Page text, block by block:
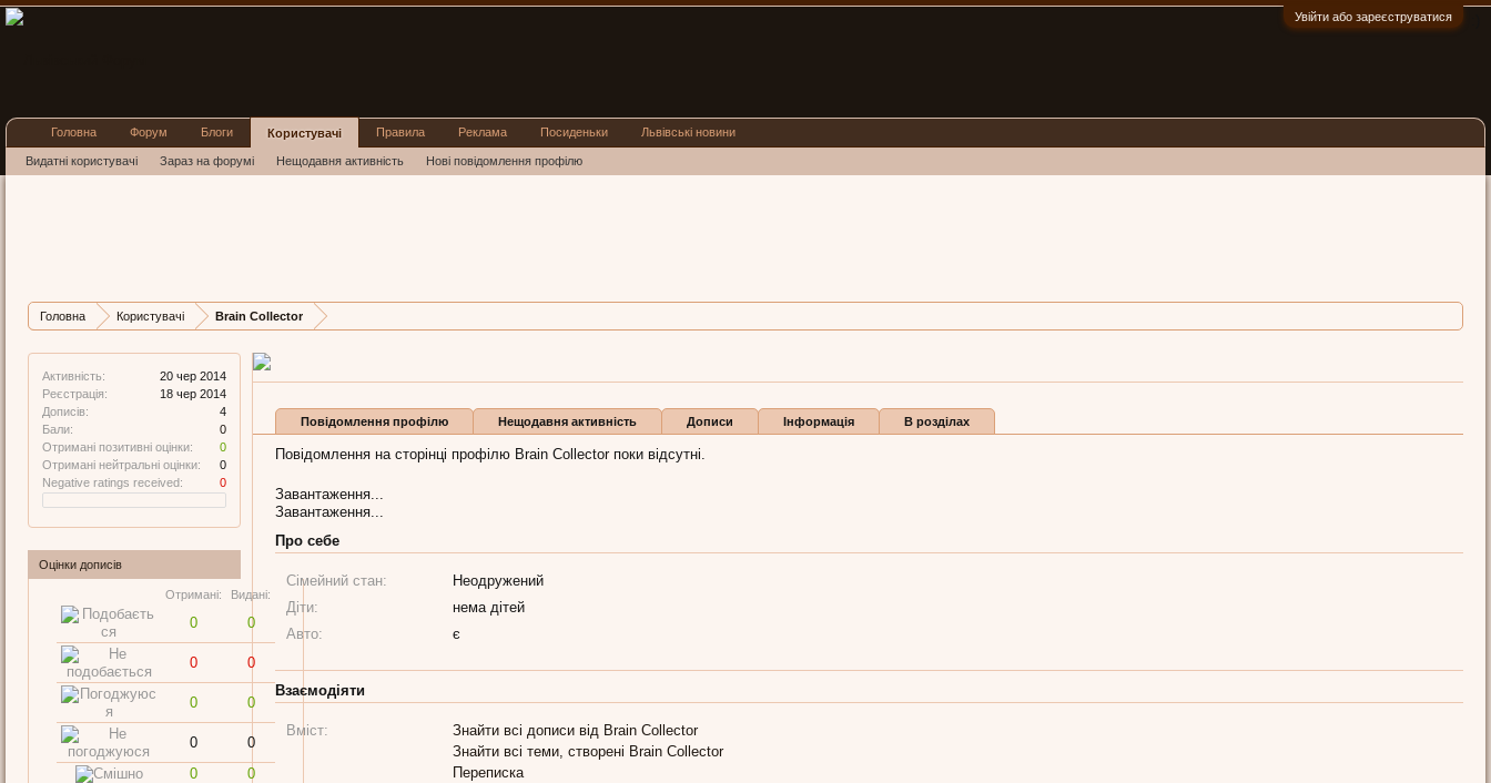
Увійти або зареєструватися
Головна Користувачі Brain Collector
Активність:
20 чер 2014
Реєстрація:
18 чер 2014
Дописів:
4
Бали:
0
Отримані позитивні оцінки:
0
Отримані нейтральні оцінки:
0
Negative ratings received:
0
Оцінки дописів
Отримані: Видані:
0 0
0 0
0 0
0
0
0
0
Дописів
Карма Бали
Повідомлення профілю Нещодавня активність Дописи Інформація В розділах
Повідомлення на сторінці профілю Brain Collector поки відсутні.
Завантаження...
Завантаження...
Про себе
Сімейний стан:
Неодружений
Діти:
нема дітей
Авто:
є
Взаємодіяти
Вміст:
Знайти всі дописи від Brain Collector
Знайти всі теми, створені Brain Collector
Переписка
Головна Форум Блоги Користувачі
Видатні користувачі Зараз на форумі Нещодавня активність Нові повідомлення профілю
Правила Реклама Посиденьки Львівські новини